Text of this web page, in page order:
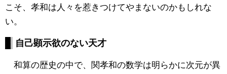
こそ、孝和は人々を惹きつけてやまないのかもしれな
い。
自己顕示欲のない天才
和算の歴史の中で、関孝和の数学は明らかに次元が異